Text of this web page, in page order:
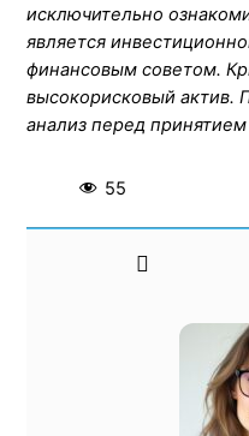
исключительно
является
финансовым советом.
высокорисковый актив.
анализ перед
55